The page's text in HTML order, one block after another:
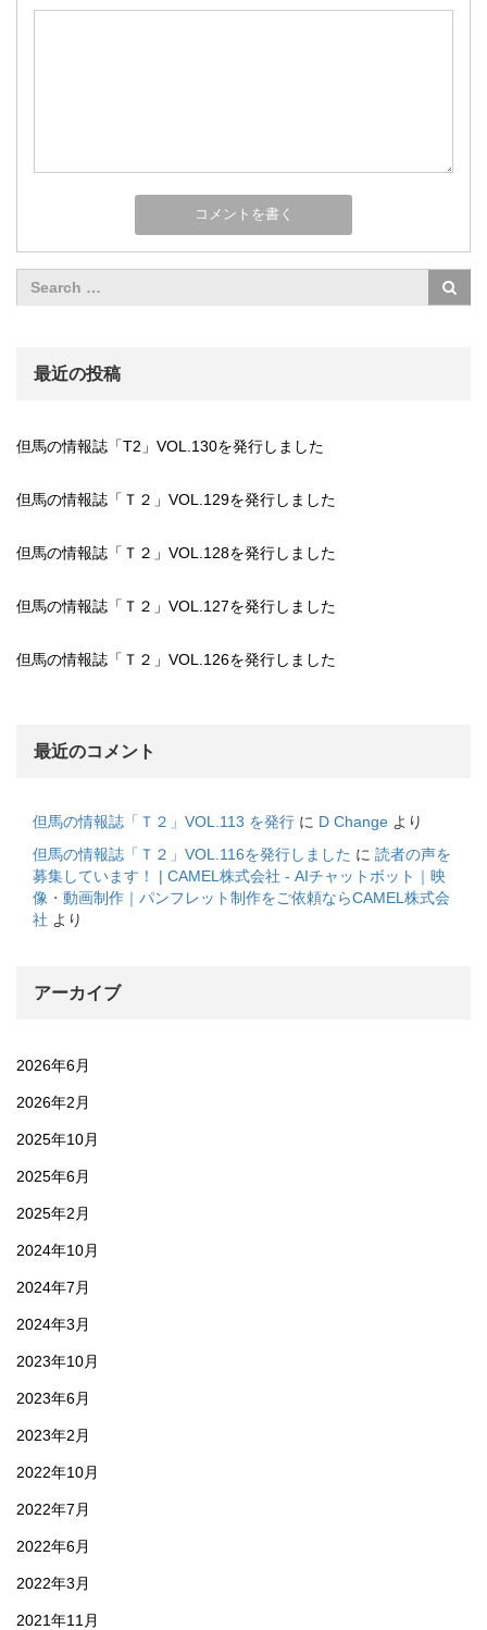
最近の投稿
但馬の情報誌「T2」VOL.130を発行しました
但馬の情報誌「Ｔ２」VOL.129を発行しました
但馬の情報誌「Ｔ２」VOL.128を発行しました
但馬の情報誌「Ｔ２」VOL.127を発行しました
但馬の情報誌「Ｔ２」VOL.126を発行しました
最近のコメント
但馬の情報誌「Ｔ２」VOL.113 を発行 に D Change より
但馬の情報誌「Ｔ２」VOL.116を発行しました に 読者の声を
募集しています！ | CAMEL株式会社 - AIチャットボット｜映
像・動画制作｜パンフレット制作をご依頼ならCAMEL株式会
社 より
アーカイブ
2026年6月
2026年2月
2025年10月
2025年6月
2025年2月
2024年10月
2024年7月
2024年3月
2023年10月
2023年6月
2023年2月
2022年10月
2022年7月
2022年6月
2022年3月
2021年11月